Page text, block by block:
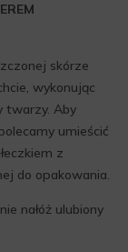
skórze
wykonując
twarzy. Aby
umieścić
z
do opakowania.
nałóż ulubiony